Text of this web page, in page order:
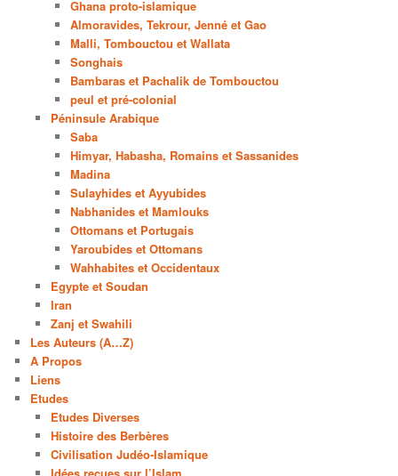
Ghana proto-islamique
Almoravides, Tekrour, Jenné et Gao
Malli, Tombouctou et Wallata
Songhais
Bambaras et Pachalik de Tombouctou
peul et pré-colonial
Péninsule Arabique
Saba
Himyar, Habasha, Romains et Sassanides
Madina
Sulayhides et Ayyubides
Nabhanides et Mamlouks
Ottomans et Portugais
Yaroubides et Ottomans
Wahhabites et Occidentaux
Egypte et Soudan
Iran
Zanj et Swahili
Les Auteurs (A…Z)
A Propos
Liens
Etudes
Etudes Diverses
Histoire des Berbères
Civilisation Judéo-Islamique
Idées reçues sur l’Islam